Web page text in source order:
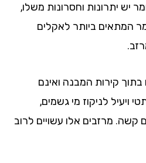
יתרונות וחסרונות משלו,
ביותר לאקלים
קירות המבנה ואינם
לניקוז מי גשמים,
מרזבים אלו עשויים לרוב